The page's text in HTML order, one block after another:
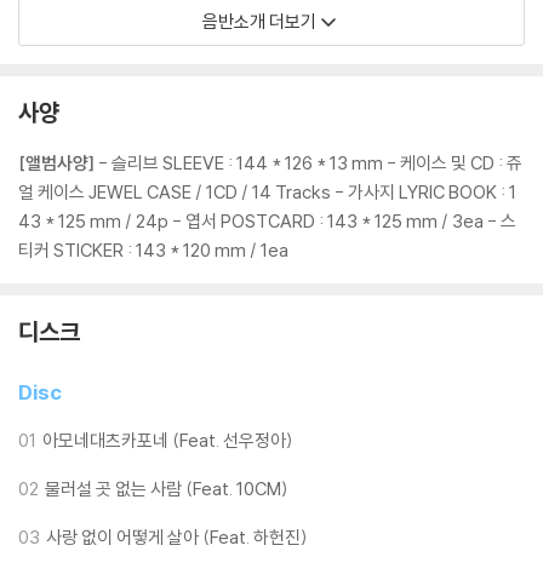
피하고 싶은 상황이 있습니다. 만나면 불편한 사람도 있습니다. 표정관리
는 잘 못하는 편입니다. 눈 한번 질끈 감고 나면 혼자 있는 작은 섬에 있었
아모네대츠카포네, 아모네대츠카포네, 아모네대츠카포네, ㅇㅁㄴㄷㅊㅋ
Lyrics by 선우정아 윤석철
Composed by 윤석철
Arranged 윤석철
Bass 박종우
Brass Arranged by 윤석철
Tenor Saxophone 송하철
Trumpet 홍태훈 박준규
Percussions 유엽
음반소개 더보기
사양
[앨범사양] - 슬리브 SLEEVE : 144 * 126 * 13 mm - 케이스 및 CD : 쥬
얼 케이스 JEWEL CASE / 1CD / 14 Tracks - 가사지 LYRIC BOOK : 1
43 * 125 mm / 24p - 엽서 POSTCARD : 143 * 125 mm / 3ea - 스
티커 STICKER : 143 * 120 mm / 1ea
디스크
Disc
01 아모네대츠카포네 (Feat. 선우정아)
02 물러설 곳 없는 사람 (Feat. 10CM)
03 사랑 없이 어떻게 살아 (Feat. 하헌진)